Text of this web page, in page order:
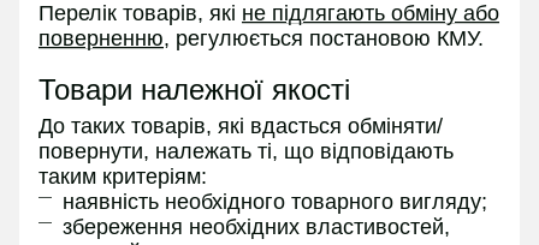
Перелік товарів, які не підлягають обміну або
поверненню, регулюється постановою КМУ.
Товари належної якості
До таких товарів, які вдасться обміняти/
повернути, належать ті, що відповідають
таким критеріям:
наявність необхідного товарного вигляду;
збереження необхідних властивостей,